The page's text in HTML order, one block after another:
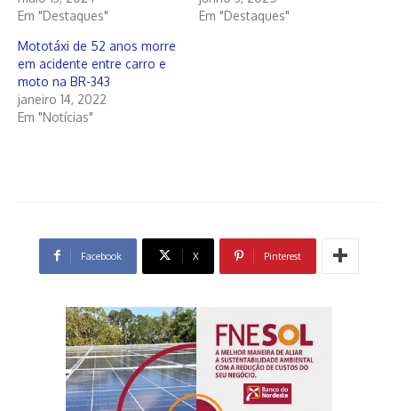
Em "Destaques"
Em "Destaques"
Mototáxi de 52 anos morre
em acidente entre carro e
moto na BR-343
janeiro 14, 2022
Em "Notícias"
Facebook X Pinterest